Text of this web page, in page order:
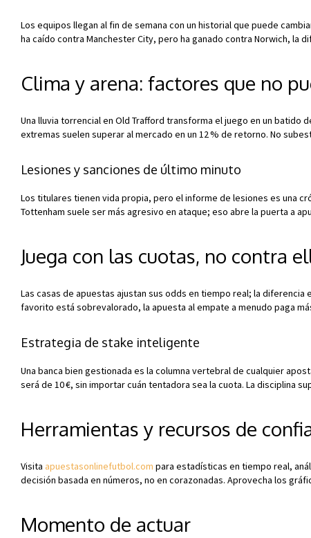
Los equipos llegan al fin de semana con un historial que puede
ha caído contra Manchester City, pero ha ganado contra Norwich, la
Clima y arena: factores que no
Una lluvia torrencial en Old Trafford transforma el juego en un
extremas suelen superar al mercado en un 12 % de retorno. No
Lesiones y sanciones de último minuto
Los titulares tienen vida propia, pero el informe de lesiones es una
Tottenham suele ser más agresivo en ataque; eso abre la puerta a
Juega con las cuotas, no contra
Las casas de apuestas ajustan sus odds en tiempo real; la diferencia
favorito está sobrevalorado, la apuesta al empate a menudo paga
Estrategia de stake inteligente
Una banca bien gestionada es la columna vertebral de cualquier
será de 10 €, sin importar cuán tentadora sea la cuota. La disciplina
Herramientas y recursos de
Visita apuestasonlinefutbol.com para estadísticas en tiempo real,
decisión basada en números, no en corazonadas. Aprovecha los
Momento de actuar